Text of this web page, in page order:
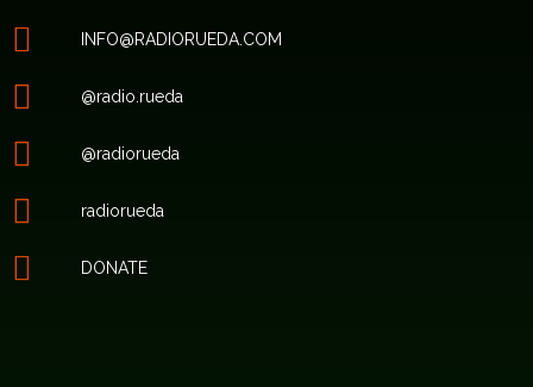
INFO@RADIORUEDA.COM
@radio.rueda
@radiorueda
radiorueda
DONATE